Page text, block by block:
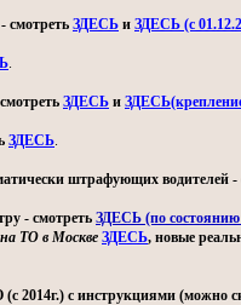
смотреть ЗДЕСЬ и ЗДЕСЬ (с
.
ЗДЕСЬ и
ЗДЕСЬ.
штрафующих водителей -
- смотреть ЗДЕСЬ (по состоянию
ТО в Москве ЗДЕСЬ, новые
2014г.) с инструкциями (можно